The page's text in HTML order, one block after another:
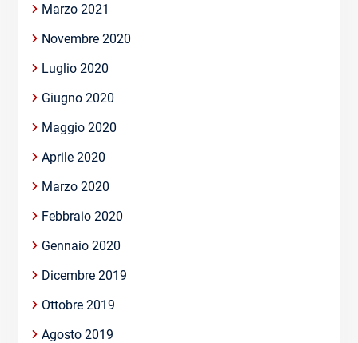
Marzo 2021
Novembre 2020
Luglio 2020
Giugno 2020
Maggio 2020
Aprile 2020
Marzo 2020
Febbraio 2020
Gennaio 2020
Dicembre 2019
Ottobre 2019
Agosto 2019